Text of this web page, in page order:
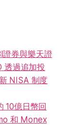
證券與樂天證
透過追加投
NISA 制度
10億日幣回
和 Monex